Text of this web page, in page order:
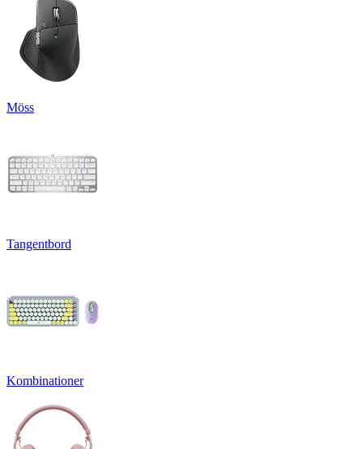
Möss
Tangentbord
Kombinationer